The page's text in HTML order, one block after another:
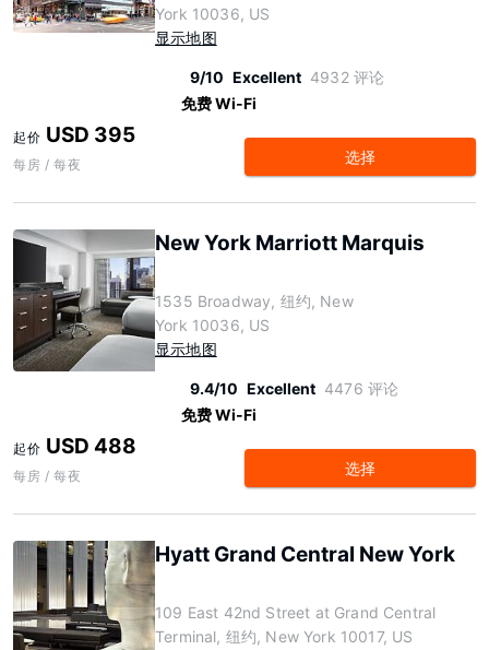
York 10036, US
显示地图
9/10 Excellent 4932 评论
免费 Wi-Fi
起价 USD 395
每房 / 每夜 选择
New York Marriott Marquis
1535 Broadway, 纽约, New
York 10036, US
显示地图
9.4/10 Excellent 4476 评论
免费 Wi-Fi
起价 USD 488
每房 / 每夜 选择
Hyatt Grand Central New York
109 East 42nd Street at Grand Central
Terminal, 纽约, New York 10017, US